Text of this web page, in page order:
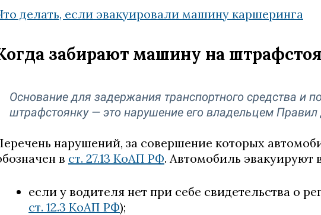
делать, если эвакуировали машину каршеринга
забирают машину на
Основание для задержания транспортного средства и
штрафстоянку — это нарушение его владельцем
нарушений, за совершение которых
в ст. 27.13 КоАП РФ. Автомобиль эвакуируют
если у водителя нет при себе свидетельства о
ст. 12.3 КоАП РФ);